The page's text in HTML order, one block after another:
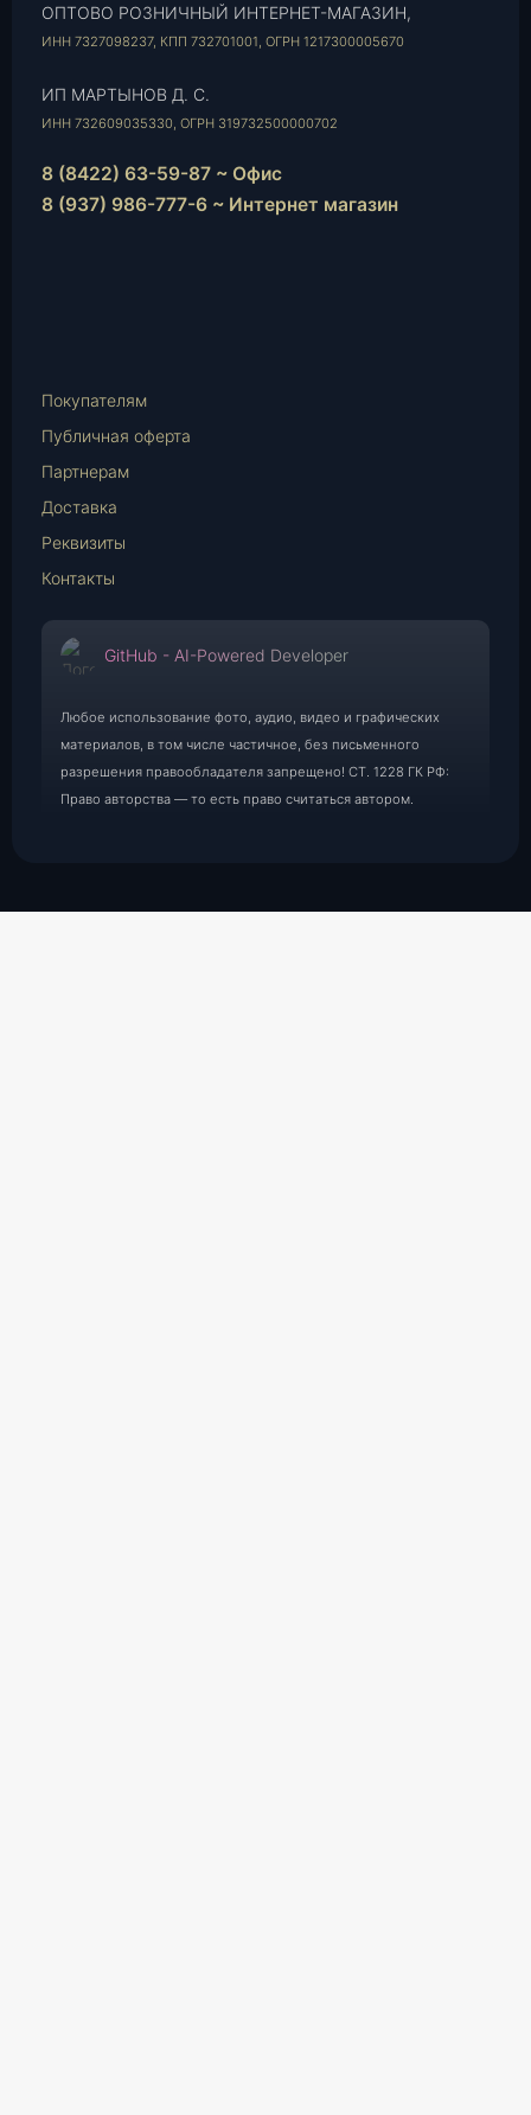
ОПТОВО РОЗНИЧНЫЙ ИНТЕРНЕТ-МАГАЗИН,
ИНН 7327098237, КПП 732701001, ОГРН 1217300005670
ИП МАРТЫНОВ Д. С.
ИНН 732609035330, ОГРН 319732500000702
8 (8422) 63-59-87 ~ Офис
8 (937) 986-777-6 ~ Интернет магазин
Mail
Покупателям
Публичная оферта
Партнерам
Доставка
Реквизиты
Контакты
GitHub - AI-Powered Developer
Любое использование фото, аудио, видео и графических
материалов, в том числе частичное, без письменного
разрешения правообладателя запрещено! СТ. 1228 ГК РФ:
Право авторства — то есть право считаться автором.